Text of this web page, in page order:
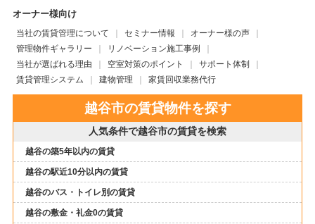
オーナー様向け
当社の賃貸管理について セミナー情報
オーナー様の声
管理物件ギャラリー
リノベーション施工事例
当社が選ばれる理由
空室対策のポイント
サポート体制
賃貸管理システム
建物管理 家賃回収業務代行
越谷市の賃貸物件を探す
人気条件で越谷市の賃貸を検索
越谷の築5年以内の賃貸
越谷の駅近10分以内の賃貸
越谷のバス・トイレ別の賃貸
越谷の敷金・礼金0の賃貸